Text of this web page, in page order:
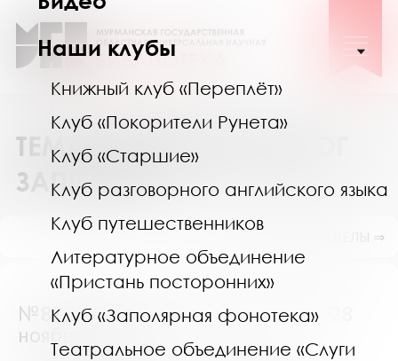
Наши клубы
Книжный клуб «Переплёт»
Клуб «Покорители Рунета»
Клуб «Старшие»
Клуб разговорного английского языка
Клуб путешественников
Литературное объединение
«Пристань посторонних»
Клуб «Заполярная фонотека»
Театральное объединение «Слуги
ТЕМАТИЧЕСКИЙ КАТАЛОГ
ЗАПРОСОВ
№8725 (Мурманская область) от 28
ноября 2016
ПОКАЗАТЬ ПОДРАЗДЕЛЫ ⇒